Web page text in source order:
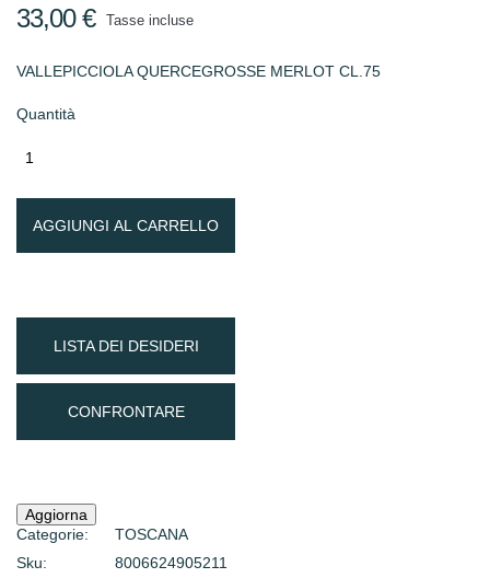
33,00 € Tasse incluse
VALLEPICCIOLA QUERCEGROSSE MERLOT CL.75
Quantità
AGGIUNGI AL CARRELLO
LISTA DEI DESIDERI
CONFRONTARE
Categorie:
TOSCANA
Sku:
8006624905211